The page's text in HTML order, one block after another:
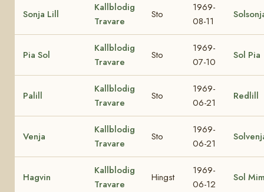
Sonja Lill
Kallblodig
Travare
Sto
1969-
08-11
Pia Sol
Kallblodig
Travare
Sto
1969-
07-10
Sol Pia
Palill
Kallblodig
Travare
Sto
1969-
06-21
Redlill
Venja
Kallblodig
Travare
Sto
1969-
06-21
Hagvin
Kallblodig
Travare
Hingst
1969-
06-12
Sol